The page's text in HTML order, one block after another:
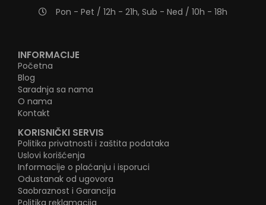
Pon - Pet / 12h - 21h, Sub - Ned / 10h - 18h
INFORMACIJE
Početna
Blog
Saradnja sa nama
O nama
Kontakt
KORISNIČKI SERVIS
Politika privatnosti i zaštita podataka
Uslovi korišćenja
Informacije o plaćanju i isporuci
Odustanak od ugovora
Saobraznost i Garancija
Politika reklamacija